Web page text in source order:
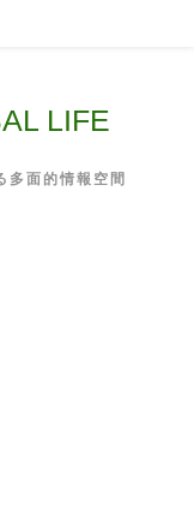
LIFE
多面的情報空間